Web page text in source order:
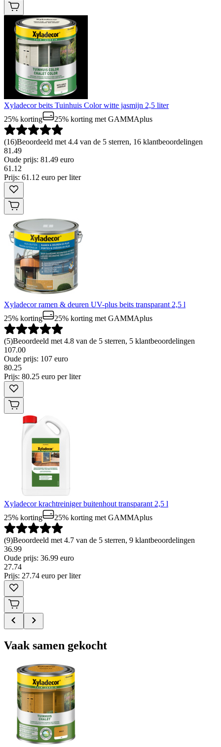
Xyladecor beits Tuinhuis Color witte jasmijn 2,5 liter
25% korting
25% korting met GAMMAplus
(16)Beoordeeld met 4.4 van de 5 sterren, 16 klantbeoordelingen
81.49
Oude prijs: 81.49 euro
61 .12
Prijs: 61.12 euro per liter
Xyladecor ramen & deuren UV-plus beits transparant 2,5 l
25% korting
25% korting met GAMMAplus
(5)Beoordeeld met 4.8 van de 5 sterren, 5 klantbeoordelingen
107.00
Oude prijs: 107 euro
80.25
Prijs: 80.25 euro per liter
Xyladecor krachtreiniger buitenhout transparant 2,5 l
25% korting
25% korting met GAMMAplus
(9)Beoordeeld met 4.7 van de 5 sterren, 9 klantbeoordelingen
36.99
Oude prijs: 36.99 euro
27.74
Prijs: 27.74 euro per liter
Vaak samen gekocht